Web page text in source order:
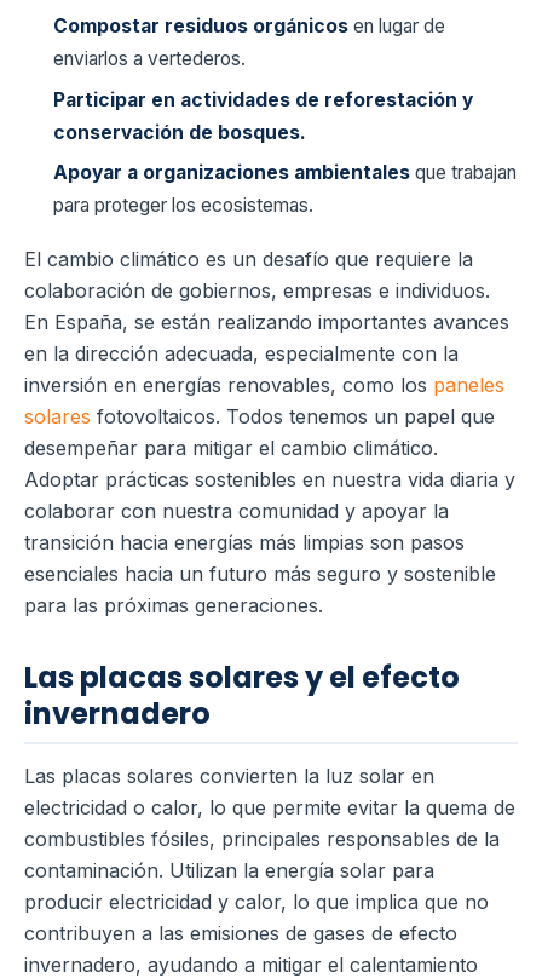
Compostar residuos orgánicos en lugar de
enviarlos a vertederos.
Participar en actividades de reforestación y
conservación de bosques.
Apoyar a organizaciones ambientales que trabajan
para proteger los ecosistemas.
El cambio climático es un desafío que requiere la
colaboración de gobiernos, empresas e individuos.
En España, se están realizando importantes avances
en la dirección adecuada, especialmente con la
inversión en energías renovables, como los paneles
solares fotovoltaicos. Todos tenemos un papel que
desempeñar para mitigar el cambio climático.
Adoptar prácticas sostenibles en nuestra vida diaria y
colaborar con nuestra comunidad y apoyar la
transición hacia energías más limpias son pasos
esenciales hacia un futuro más seguro y sostenible
para las próximas generaciones.
Las placas solares y el efecto
invernadero
Las placas solares convierten la luz solar en
electricidad o calor, lo que permite evitar la quema de
combustibles fósiles, principales responsables de la
contaminación. Utilizan la energía solar para
producir electricidad y calor, lo que implica que no
contribuyen a las emisiones de gases de efecto
invernadero, ayudando a mitigar el calentamiento